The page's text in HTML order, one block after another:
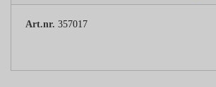
Art.nr. 357017